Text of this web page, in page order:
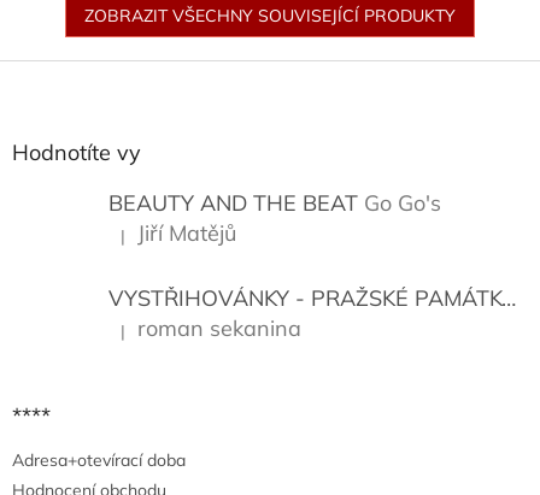
ZOBRAZIT VŠECHNY SOUVISEJÍCÍ PRODUKTY
Hodnotíte vy
BEAUTY AND THE BEAT Go Go's
Hodnocení produktu je 5 z 5 hvězdiček.
| Jiří Matějů
VYSTŘIHOVÁNKY - PRAŽSKÉ PAMÁTKY
Hodnocení produktu je 5 z 5 hvězdiček.
| roman sekanina
****
Adresa+otevírací doba